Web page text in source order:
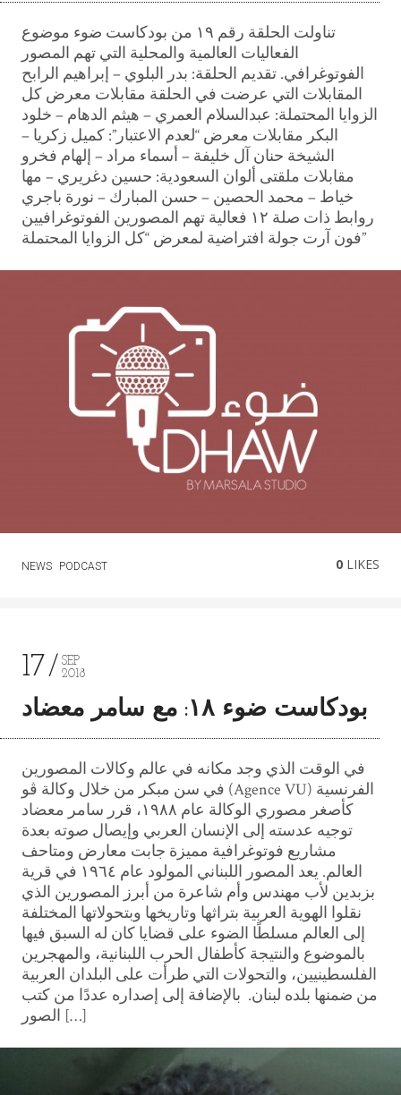
تناولت الحلقة رقم ١٩ من بودكاست ضوء موضوع
الفعاليات العالمية والمحلية التي تهم المصور
الفوتوغرافي. تقديم الحلقة: بدر البلوي – إبراهيم الرابح
المقابلات التي عرضت في الحلقة مقابلات معرض كل
الزوايا المحتملة: عبدالسلام العمري – هيثم الدهام – خلود
البكر مقابلات معرض “لعدم الاعتبار”: كميل زكريا –
الشيخة حنان آل خليفة – أسماء مراد – إلهام فخرو
مقابلات ملقتى ألوان السعودية: حسين دغريري – مها
خياط – محمد الحصين – حسن المبارك – نورة باجري
روابط ذات صلة ١٢ فعالية تهم المصورين الفوتوغرافيين
فون آرت جولة افتراضية لمعرض “كل الزوايا المحتملة”
NEWS PODCAST 0 LIKES
17
SEP
2018
بودكاست ضوء ١٨: مع سامر معضاد
في الوقت الذي وجد مكانه في عالم وكالات المصورين
في سن مبكر من خلال وكالة ڤو (Agence VU) الفرنسية
كأصغر مصوري الوكالة عام ١٩٨٨، قرر سامر معضاد
توجيه عدسته إلى الإنسان العربي وإيصال صوته بعدة
مشاريع فوتوغرافية مميزة جابت معارض ومتاحف
العالم. يعد المصور اللبناني المولود عام ١٩٦٤ في قرية
بزبدين لأب مهندس وأم شاعرة من أبرز المصورين الذي
نقلوا الهوية العربية بتراثها وتاريخها وبتحولاتها المختلفة
إلى العالم مسلطًا الضوء على قضايا كان له السبق فيها
بالموضوع والنتيجة كأطفال الحرب اللبنانية، والمهجرين
الفلسطينيين، والتحولات التي طرأت على البلدان العربية
من ضمنها بلده لبنان. بالإضافة إلى إصداره عددًا من كتب
الصور […]